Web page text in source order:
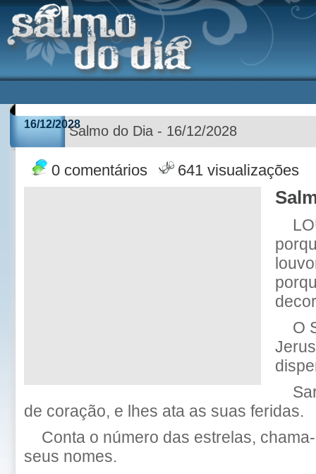
16/12/2028Salmo do Dia - 16/12/2028
0 comentários 641 visualizações
O
de coração, e lhes ata as suas feridas.
Conta o número das estrelas,
seus nomes.